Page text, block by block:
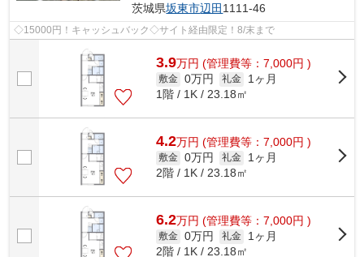
茨城県坂東市辺田 1111-46
◇15000円！キャッシュバック◇サイト経由限定！8/末まで
3.9万円 (管理費等：7,000円 )
敷金 0万円 礼金
1ヶ月
1階 / 1K / 23.18㎡
4.2万円 (管理費等：7,000円 )
敷金 0万円 礼金
1ヶ月
2階 / 1K / 23.18㎡
6.2万円 (管理費等：7,000円 )
敷金 0万円 礼金
1ヶ月
2階 / 1K / 23.18㎡